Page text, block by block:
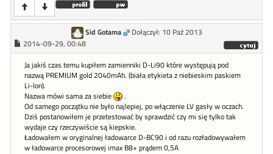
Sid Gotama
Dołączył: 10 Paź 2013
2014-09-29, 00:48
Ja jakiś czas temu kupiłem zamienniki D-Li90 które występują pod
nazwą PREMIUM gold 2040mAh. (biała etykieta z niebieskim paskiem
Li-Ion).
Nazwa mówi sama za siebie
.
Od samego początku nie było najlepiej, po włączenie LV gasły w oczach.
Dziś postanowiłem je przetestować by sprawdzić czy mi się tylko tak
wydaje czy rzeczywiście są kiepskie.
Ładowałem w oryginalnej ładowarce D-BC90 i od razu rozładowywałem
w ładowarce procesorowej imax B8+ prądem 0,5A